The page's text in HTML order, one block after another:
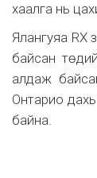
хаалга нь
Ялангуяа RX
байсан
алдаж
Онтарио
байна.